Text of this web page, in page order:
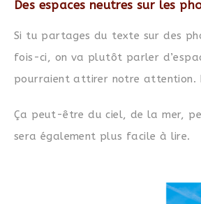
Des espaces neutres sur les
Si tu partages du texte sur des
fois-ci, on va plutôt parler
pourraient attirer notre attention.
Ça peut-être du ciel, de la mer,
sera également plus facile à lire.